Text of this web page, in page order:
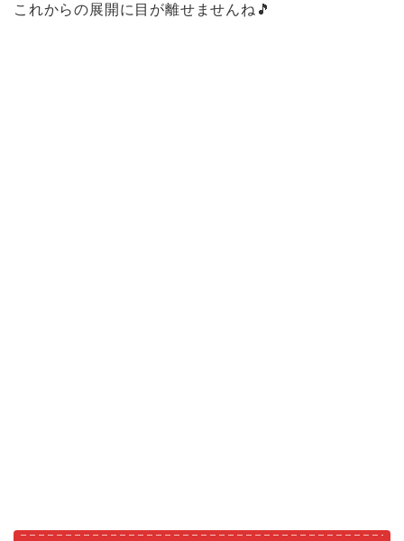
これからの展開に目が離せませんね🎵